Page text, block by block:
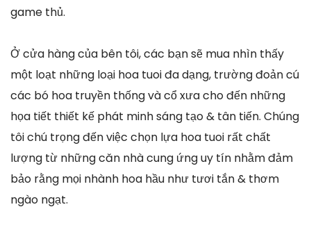
game thủ.
Ở cửa hàng của bên tôi, các bạn sẽ mua nhìn thấy
một loạt những loại hoa tuoi đa dạng, trường đoản cú
các bó hoa truyền thống và cổ xưa cho đến những
họa tiết thiết kế phát minh sáng tạo & tân tiến. Chúng
tôi chú trọng đến việc chọn lựa hoa tuoi rất chất
lượng từ những căn nhà cung ứng uy tín nhằm đảm
bảo rằng mọi nhành hoa hầu như tươi tắn & thơm
ngào ngạt.